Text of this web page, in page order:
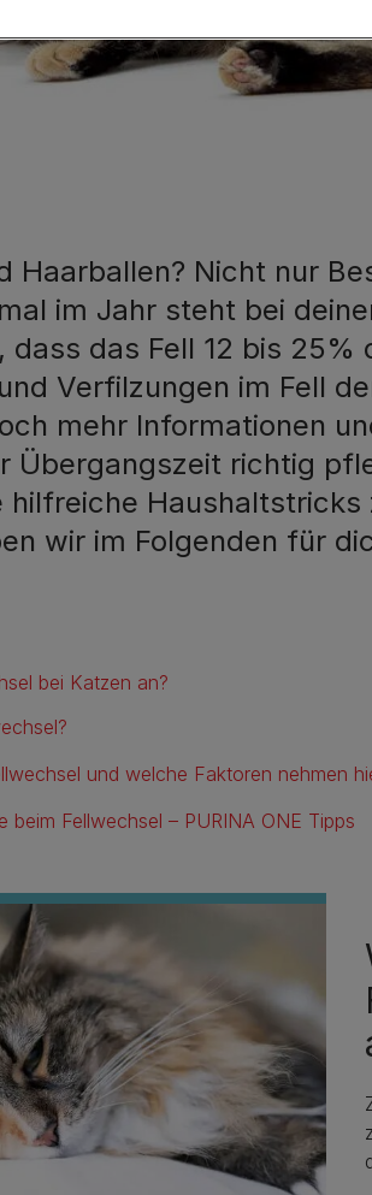
Haarballen? Nicht nur
im Jahr steht bei
dass das Fell 12 bis
Verfilzungen im Fell
mehr Informationen
Übergangszeit richtig
Haushaltstricks
wir im Folgenden für
bei Katzen an?
und welche Faktoren nehmen
beim Fellwechsel – PURINA ONE Tipps